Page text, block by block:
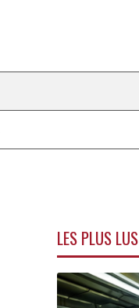
LES PLUS LUS